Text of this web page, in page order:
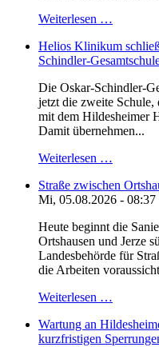
Weiterlesen …
Helios Klinikum
Schindler-
Die Oskar-Schindler-
jetzt die zweite
mit dem Hildesheimer
Damit übernehmen...
Weiterlesen …
Straße zwischen
Mi, 05.08.2026 - 08:37
Heute beginnt die
Ortshausen und Jerze
Landesbehörde für
die Arbeiten
Weiterlesen …
Wartung an
kurzfristigen